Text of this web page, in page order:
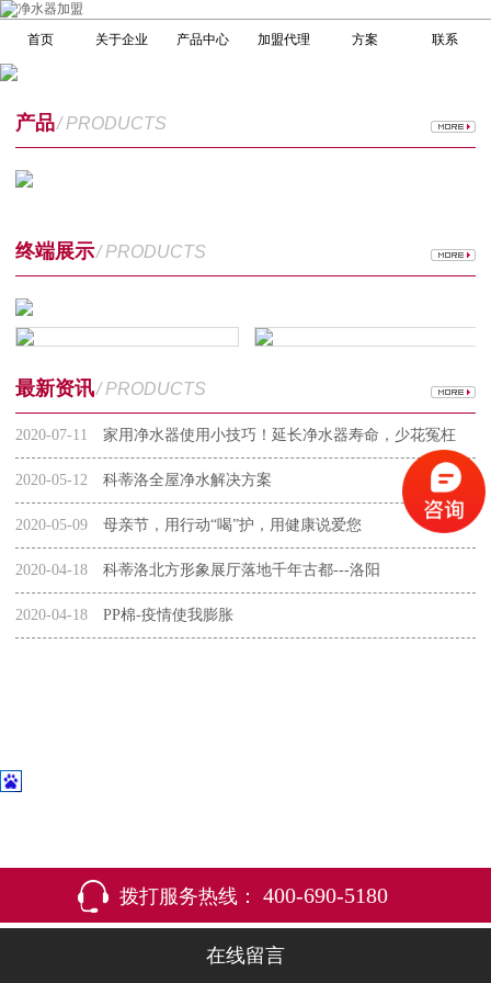
首页 关于企业 产品中心 加盟代理 方案 联系
产品/ PRODUCTS
终端展示/ PRODUCTS
最新资讯/ PRODUCTS
2020-07-11 家用净水器使用小技巧！延长净水器寿命，少花冤枉
钱
2020-05-12 科蒂洛全屋净水解决方案
2020-05-09 母亲节，用行动“喝”护，用健康说爱您
2020-04-18 科蒂洛北方形象展厅落地千年古都---洛阳
2020-04-18 PP棉-疫情使我膨胀
拨打服务热线： 400-690-5180
在线留言